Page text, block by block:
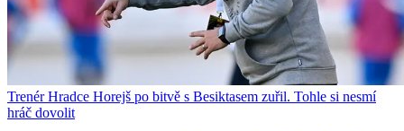
Trenér Hradce Horejš po bitvě s Besiktasem zuřil. Tohle si nesmí
hráč dovolit